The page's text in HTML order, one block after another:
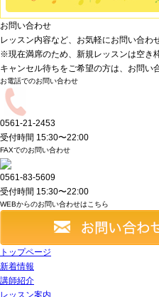
お問い合わせ
レッスン内容など、お気軽にお問い合わ
※現在満席のため、新規レッスンは空き
キャンセル待ちをご希望の方は、お問い
お電話でのお問い合わせ
0561-21-2453
受付時間 15:30〜22:00
FAXでのお問い合わせ
0561-83-5609
受付時間 15:30〜22:00
WEBからのお問い合わせはこちら
トップページ
新着情報
講師紹介
レッスン案内